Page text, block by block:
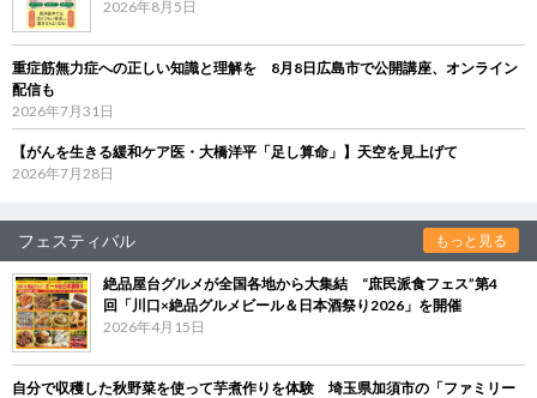
2026年8月5日
重症筋無力症への正しい知識と理解を 8月8日広島市で公開講座、オンライン
配信も
2026年7月31日
【がんを生きる緩和ケア医・大橋洋平「足し算命」】天空を見上げて
2026年7月28日
フェスティバル もっと見る
絶品屋台グルメが全国各地から大集結 “庶民派食フェス”第4
回「川口×絶品グルメビール＆日本酒祭り2026」を開催
2026年4月15日
自分で収穫した秋野菜を使って芋煮作りを体験 埼玉県加須市の「ファミリー